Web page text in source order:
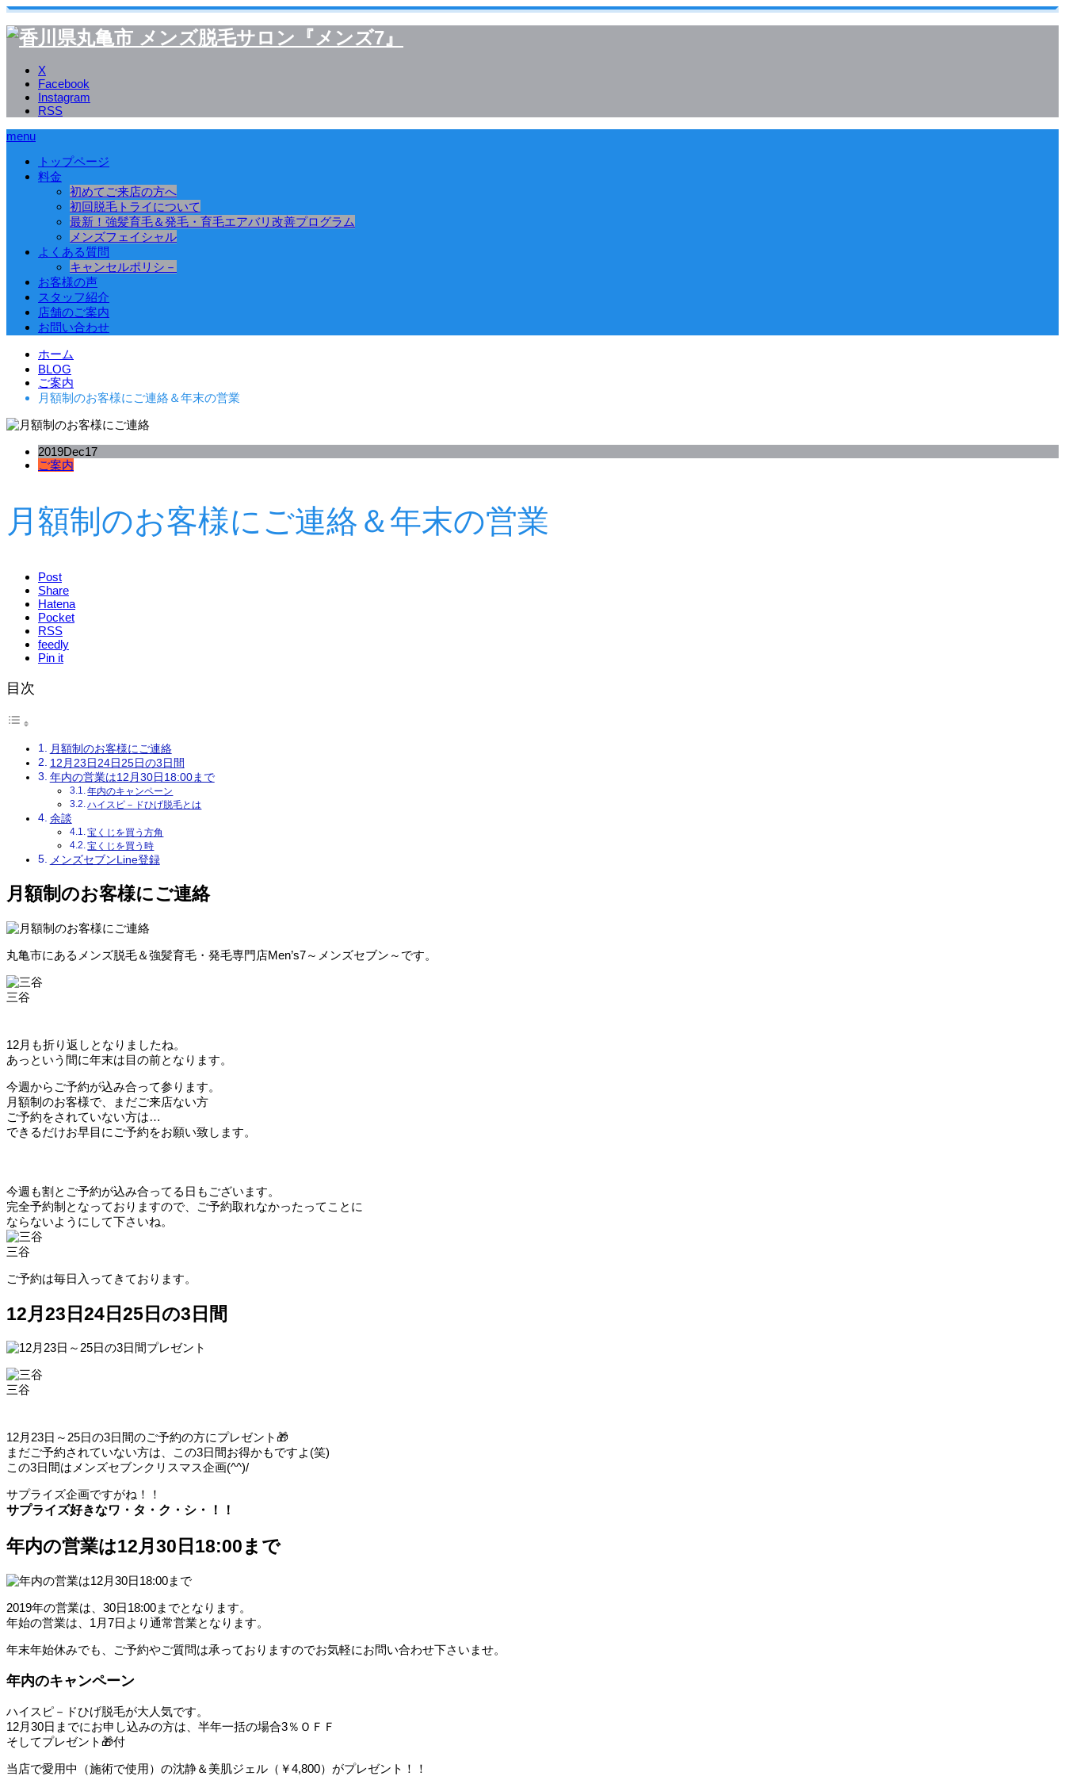
X
Facebook
Instagram
RSS
menu
トップページ
料金
初めてご来店の方へ
初回脱毛トライについて
最新！強髪育毛＆発毛・育毛エアバリ改善プログラム
メンズフェイシャル
よくある質問
キャンセルポリシ－
お客様の声
スタッフ紹介
店舗のご案内
お問い合わせ
ホーム
BLOG
ご案内
月額制のお客様にご連絡＆年末の営業
2019Dec17
ご案内
月額制のお客様にご連絡＆年末の営業
Post
Share
Hatena
Pocket
RSS
feedly
Pin it
目次
月額制のお客様にご連絡
12月23日24日25日の3日間
年内の営業は12月30日18:00まで
年内のキャンペーン
ハイスピ－ドひげ脱毛とは
余談
宝くじを買う方角
宝くじを買う時
メンズセブンLine登録
月額制のお客様にご連絡
丸亀市にあるメンズ脱毛＆強髪育毛・発毛専門店Men’s7～メンズセブン～です。
三谷
12月も折り返しとなりましたね。
あっという間に年末は目の前となります。
今週からご予約が込み合って参ります。
月額制のお客様で、まだご来店ない方
ご予約をされていない方は…
できるだけお早目にご予約をお願い致します。
今週も割とご予約が込み合ってる日もございます。
完全予約制となっておりますので、ご予約取れなかったってことに
ならないようにして下さいね。
三谷
ご予約は毎日入ってきております。
12月23日24日25日の3日間
三谷
12月23日～25日の3日間のご予約の方にプレゼント🎁
まだご予約されていない方は、この3日間お得かもですよ(笑)
この3日間はメンズセブンクリスマス企画(^^)/
サプライズ企画ですがね！！
サプライズ好きなワ・タ・ク・シ・！！
年内の営業は12月30日18:00まで
2019年の営業は、30日18:00までとなります。
年始の営業は、1月7日より通常営業となります。
年末年始休みでも、ご予約やご質問は承っておりますのでお気軽にお問い合わせ下さいませ。
年内のキャンペーン
ハイスピ－ドひげ脱毛が大人気です。
12月30日までにお申し込みの方は、半年一括の場合3％ＯＦＦ
そしてプレゼント🎁付
当店で愛用中（施術で使用）の沈静＆美肌ジェル（￥4,800）がプレゼント！！